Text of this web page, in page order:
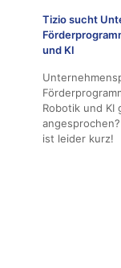
Tizio sucht
und KI
Robotik und KI
ist leider kurz!